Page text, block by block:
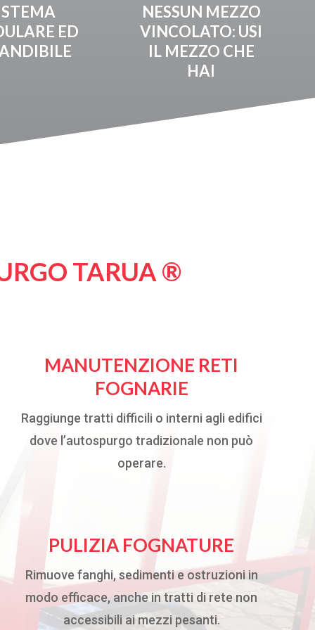
ED
NESSUN MEZZO
VINCOLATO: USI
IL MEZZO CHE
HAI
TARUA ®
MANUTENZIONE RETI
FOGNARIE
Raggiunge tratti difficili o interni agli edifici
dove l’autospurgo tradizionale non può
operare.
PULIZIA FOGNATURE
Rimuove fanghi, sedimenti e ostruzioni in
modo efficace, anche in tratti di rete non
accessibili ai mezzi pesanti.